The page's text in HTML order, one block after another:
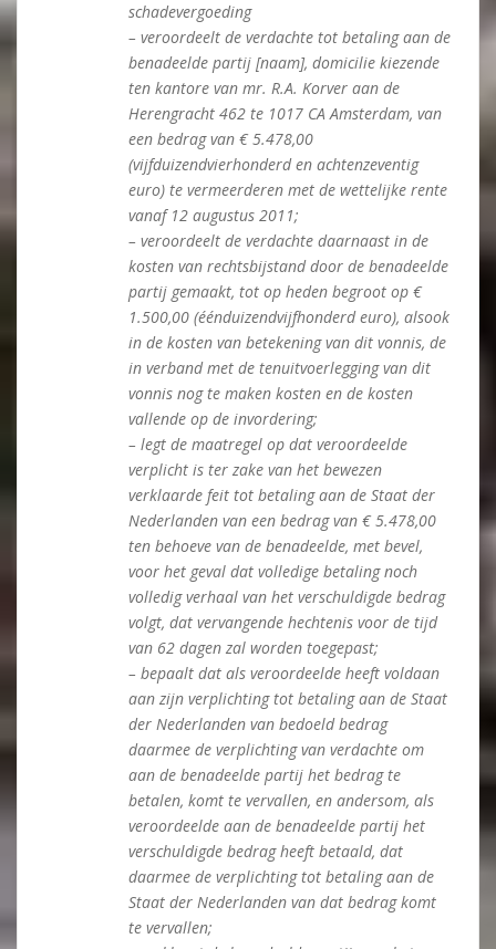
schadevergoeding
– veroordeelt de verdachte tot betaling aan de
benadeelde partij [naam], domicilie kiezende
ten kantore van mr. R.A. Korver aan de
Herengracht 462 te 1017 CA Amsterdam, van
een bedrag van € 5.478,00
(vijfduizendvierhonderd en achtenzeventig
euro) te vermeerderen met de wettelijke rente
vanaf 12 augustus 2011;
– veroordeelt de verdachte daarnaast in de
kosten van rechtsbijstand door de benadeelde
partij gemaakt, tot op heden begroot op €
1.500,00 (éénduizendvijfhonderd euro), alsook
in de kosten van betekening van dit vonnis, de
in verband met de tenuitvoerlegging van dit
vonnis nog te maken kosten en de kosten
vallende op de invordering;
– legt de maatregel op dat veroordeelde
verplicht is ter zake van het bewezen
verklaarde feit tot betaling aan de Staat der
Nederlanden van een bedrag van € 5.478,00
ten behoeve van de benadeelde, met bevel,
voor het geval dat volledige betaling noch
volledig verhaal van het verschuldigde bedrag
volgt, dat vervangende hechtenis voor de tijd
van 62 dagen zal worden toegepast;
– bepaalt dat als veroordeelde heeft voldaan
aan zijn verplichting tot betaling aan de Staat
der Nederlanden van bedoeld bedrag
daarmee de verplichting van verdachte om
aan de benadeelde partij het bedrag te
betalen, komt te vervallen, en andersom, als
veroordeelde aan de benadeelde partij het
verschuldigde bedrag heeft betaald, dat
daarmee de verplichting tot betaling aan de
Staat der Nederlanden van dat bedrag komt
te vervallen;